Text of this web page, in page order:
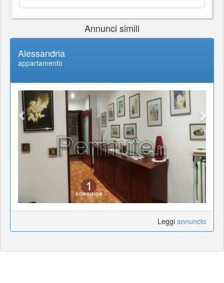
Annunci simili
Alessandria
appartamento
Leggi annuncio